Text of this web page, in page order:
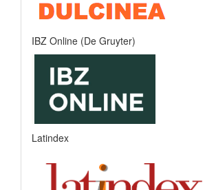
IBZ Online (De Gruyter)
Latindex